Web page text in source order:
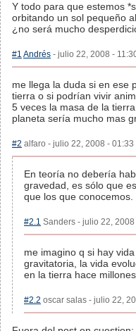
Y todo para que estemos
orbitando un sol pequeño
¿no será mucho
#1 Andrés - julio 22, 2008 -
me llega la duda si en ese
tierra o si podrían vivir
5 veces la masa de la
planeta sería mucho mas
#2 alfaro - julio 22, 2008 -
En teoría no debería
gravedad, es sólo que
que los que conocemos.
#2.1 Sanders - julio 22,
me imagino q si hay
gravitatoria, la vida
en la tierra hace
#2.2 oscar salas - julio 22,